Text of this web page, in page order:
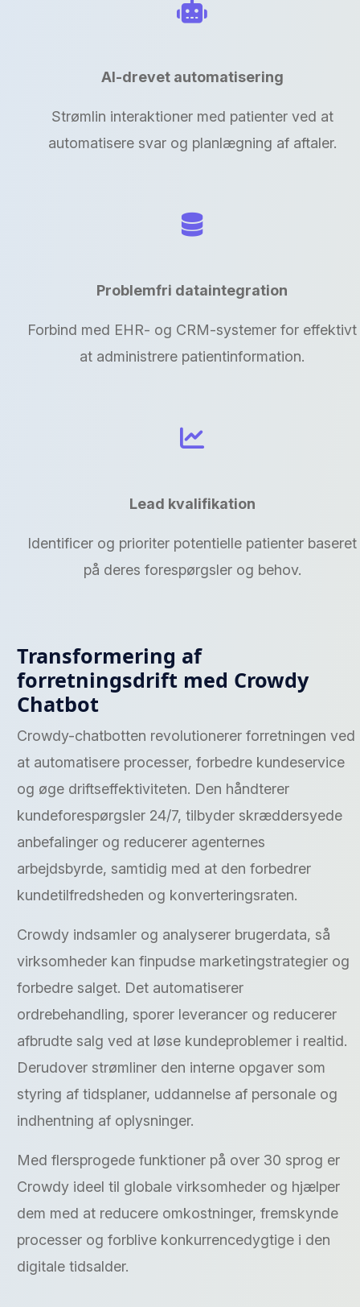
AI-drevet automatisering
Strømlin interaktioner med patienter ved at
automatisere svar og planlægning af aftaler.
Problemfri dataintegration
Forbind med EHR- og CRM-systemer for effektivt
at administrere patientinformation.
Lead kvalifikation
Identificer og prioriter potentielle patienter baseret
på deres forespørgsler og behov.
Transformering af
forretningsdrift med Crowdy
Chatbot
Crowdy-chatbotten revolutionerer forretningen ved
at automatisere processer, forbedre kundeservice
og øge driftseffektiviteten. Den håndterer
kundeforespørgsler 24/7, tilbyder skræddersyede
anbefalinger og reducerer agenternes
arbejdsbyrde, samtidig med at den forbedrer
kundetilfredsheden og konverteringsraten.
Crowdy indsamler og analyserer brugerdata, så
virksomheder kan finpudse marketingstrategier og
forbedre salget. Det automatiserer
ordrebehandling, sporer leverancer og reducerer
afbrudte salg ved at løse kundeproblemer i realtid.
Derudover strømliner den interne opgaver som
styring af tidsplaner, uddannelse af personale og
indhentning af oplysninger.
Med flersprogede funktioner på over 30 sprog er
Crowdy ideel til globale virksomheder og hjælper
dem med at reducere omkostninger, fremskynde
processer og forblive konkurrencedygtige i den
digitale tidsalder.